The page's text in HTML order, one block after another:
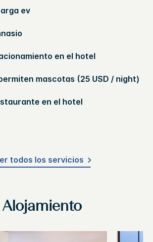
ev
en el hotel
permiten mascotas (25 USD / night)
en el hotel
todos los servicios
Alojamiento